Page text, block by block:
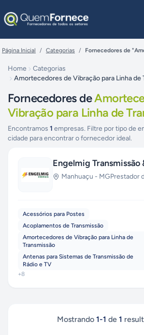
Página Inicial / Categorias / Fornecedores de
Home
Categorias
Amortecedores de Vibração para Linha de
Fornecedores de
Vibração para Linha de
Encontramos 1 empresas. Filtre por tipo de
cidade para encontrar o fornecedor ideal.
Engelmig
Manhuaçu - MGPrestador
Acessórios para Postes
Acoplamentos de Transmissão
Amortecedores de Vibração para Linha de
Transmissão
Antenas para Sistemas de Transmissão de
Rádio e TV
+8
Mostrando 1-1 de 1